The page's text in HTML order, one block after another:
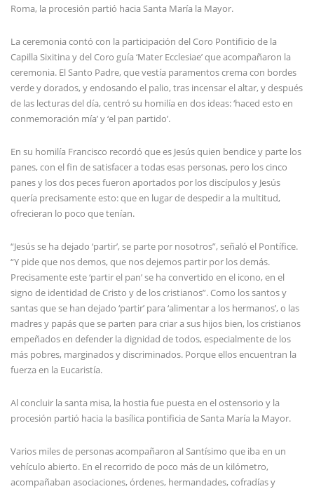
Roma, la procesión partió hacia Santa María la Mayor.
La ceremonia contó con la participación del Coro Pontificio de la
Capilla Sixitina y del Coro guía ‘Mater Ecclesiae’ que acompañaron la
ceremonia. El Santo Padre, que vestía paramentos crema con bordes
verde y dorados, y endosando el palio, tras incensar el altar, y después
de las lecturas del día, centró su homilía en dos ideas: ‘haced esto en
conmemoración mía’ y ‘el pan partido’.
En su homilía Francisco recordó que es Jesús quien bendice y parte los
panes, con el fin de satisfacer a todas esas personas, pero los cinco
panes y los dos peces fueron aportados por los discípulos y Jesús
quería precisamente esto: que en lugar de despedir a la multitud,
ofrecieran lo poco que tenían.
“Jesús se ha dejado ‘partir’, se parte por nosotros”, señaló el Pontífice.
“Y pide que nos demos, que nos dejemos partir por los demás.
Precisamente este ‘partir el pan’ se ha convertido en el icono, en el
signo de identidad de Cristo y de los cristianos”. Como los santos y
santas que se han dejado ‘partir’ para ‘alimentar a los hermanos’, o las
madres y papás que se parten para criar a sus hijos bien, los cristianos
empeñados en defender la dignidad de todos, especialmente de los
más pobres, marginados y discriminados. Porque ellos encuentran la
fuerza en la Eucaristía.
Al concluir la santa misa, la hostia fue puesta en el ostensorio y la
procesión partió hacia la basílica pontificia de Santa María la Mayor.
Varios miles de personas acompañaron al Santísimo que iba en un
vehículo abierto. En el recorrido de poco más de un kilómetro,
acompañaban asociaciones, órdenes, hermandades, cofradías y